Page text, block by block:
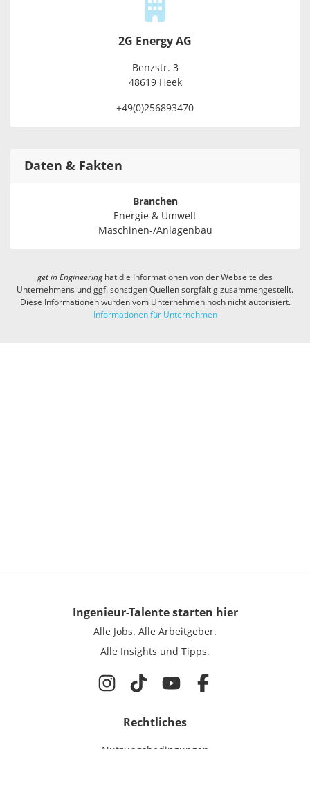
2G Energy AG
Benzstr. 3
48619 Heek
+49(0)256893470
Daten & Fakten
Branchen
Energie & Umwelt
Maschinen-/Anlagenbau
get in Engineeringhat die Informationen von der Webseite des
Unternehmens und ggf. sonstigen Quellen sorgfältig zusammengestellt.
Diese Informationen wurden vom Unternehmen noch nicht autorisiert.
Informationen für Unternehmen
Ingenieur-Talentestarten hier
Alle Jobs. Alle Arbeitgeber.
Alle Insights und Tipps.
Rechtliches
Nutzungsbedingungen